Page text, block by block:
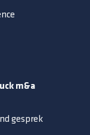
m&a
gesprek